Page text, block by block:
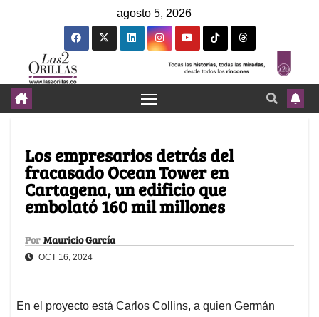
agosto 5, 2026
Los empresarios detrás del
fracasado Ocean Tower en
Cartagena, un edificio que
embolató 160 mil millones
Por Mauricio García
OCT 16, 2024
En el proyecto está Carlos Collins, a quien Germán